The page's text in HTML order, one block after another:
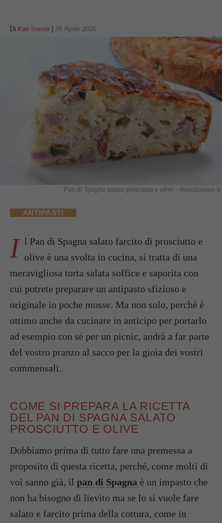
Di Kati Irrente 25 Aprile 2025
Pan di Spagna salato prosciutto e olive - buttalapasta.it
ANTIPASTI
I l Pan di Spagna salato farcito di prosciutto e
olive è una svolta in cucina, si tratta di una
meravigliosa torta salata soffice e saporita con
cui potrete preparare un antipasto sfizioso e
originale in poche mosse. Ma non solo, perché è
ottimo anche da cucinare in anticipo per portarlo
ad esempio con sé per un picnic, andrà a far parte
del vostro pranzo al sacco per la gioia dei vostri
commensali.
COME SI PREPARA LA RICETTA
DEL PAN DI SPAGNA SALATO
PROSCIUTTO E OLIVE
Dobbiamo prima di tutto fare una premessa a
proposito di questa ricetta, perché, come molti di
voi sanno già, il pan di Spagna è un impasto che
non ha bisogno di lievito ma se lo si vuole fare
salato e farcito prima della cottura, come in